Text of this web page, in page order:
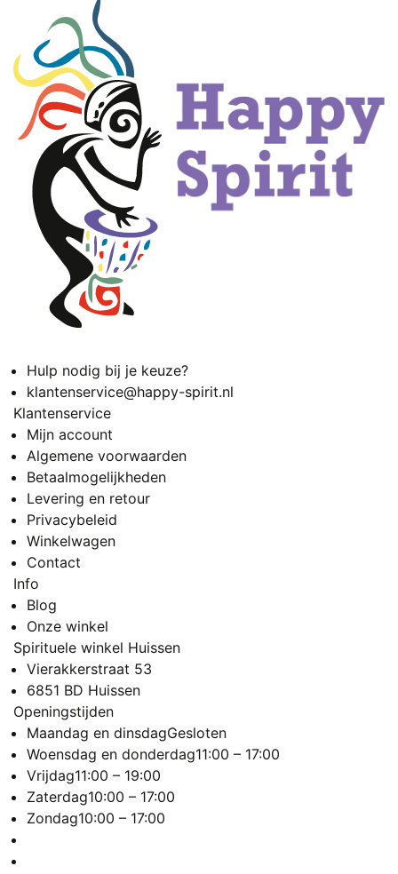
Hulp nodig bij je keuze?
klantenservice@happy-spirit.nl
Klantenservice
Mijn account
Algemene voorwaarden
Betaalmogelijkheden
Levering en retour
Privacybeleid
Winkelwagen
Contact
Info
Blog
Onze winkel
Spirituele winkel Huissen
Vierakkerstraat 53
6851 BD Huissen
Openingstijden
Maandag en dinsdagGesloten
Woensdag en donderdag11:00 – 17:00
Vrijdag11:00 – 19:00
Zaterdag10:00 – 17:00
Zondag10:00 – 17:00